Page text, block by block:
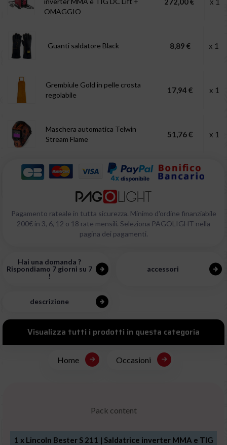
OMAGGIO
Guanti saldatore Black 8,89 € x 1
Grembiule Gold in pelle crosta
regolabile
17,94 € x 1
Maschera automatica Telwin
Stream Flame
51,76 € x 1
Hai una domanda ?
Rispondiamo 7 giorni su 7
!
accessori
descrizione
Pagamento rateale in tutta sicurezza. Minimo d'ordine finanziabile
200€ in 3, 6, 12 o 18 rate mensili. Seleziona PAGOLIGHT nella
pagina dei pagamenti.
Visualizza tutti i prodotti in questa categoria
Home Occasioni
Pack content
1 x Lincoln Bester S 211 | Saldatrice inverter MMA e TIG